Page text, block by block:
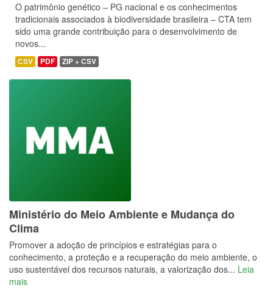
O patrimônio genético – PG nacional e os conhecimentos
tradicionais associados à biodiversidade brasileira – CTA tem
sido uma grande contribuição para o desenvolvimento de
novos...
CSV PDF ZIP + CSV
Ministério do Meio Ambiente e Mudança do
Clima
Promover a adoção de princípios e estratégias para o
conhecimento, a proteção e a recuperação do meio ambiente, o
uso sustentável dos recursos naturais, a valorização dos... Leia
mais